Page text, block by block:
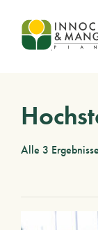
Skip to main
Alle 3